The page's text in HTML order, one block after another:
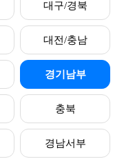
대구/경북
대전/충남
경기남부
충북
경남서부